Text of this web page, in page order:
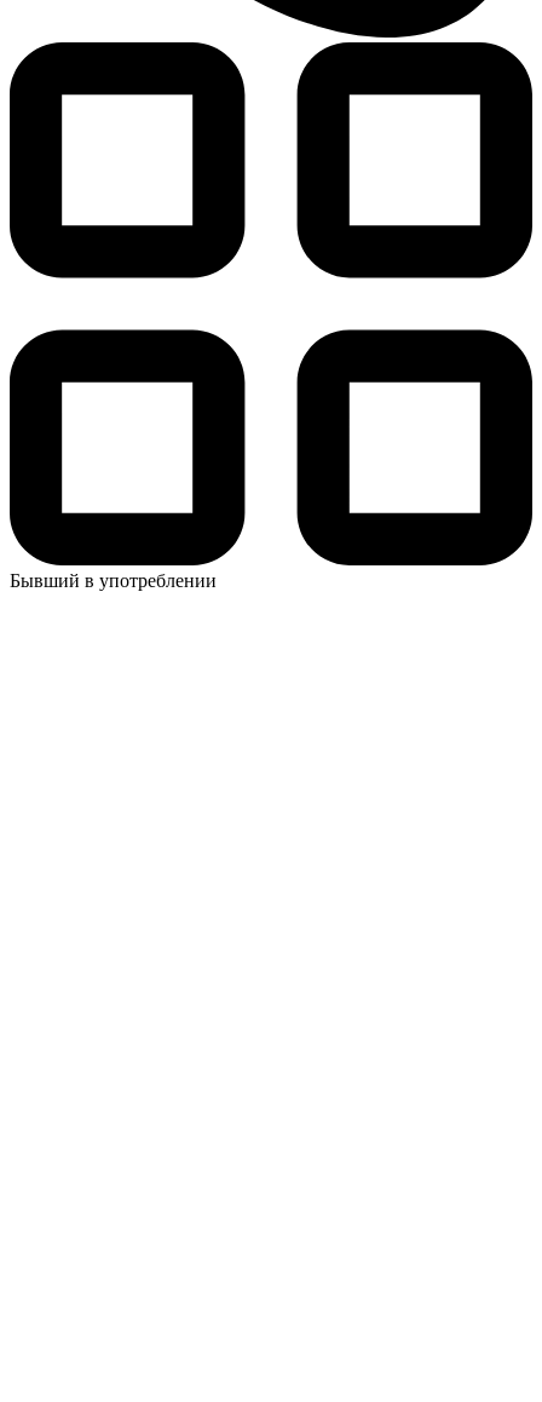
Бывший в употреблении